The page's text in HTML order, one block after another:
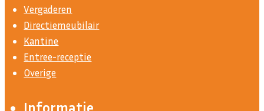
Vergaderen
Directiemeubilair
Kantine
Entree-receptie
Overige
Informatie